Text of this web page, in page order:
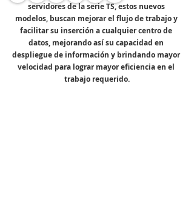
servidores de la serie TS, estos nuevos
modelos, buscan mejorar el flujo de trabajo y
facilitar su inserción a cualquier centro de
datos, mejorando así su capacidad en
despliegue de información y brindando mayor
velocidad para lograr mayor eficiencia en el
trabajo requerido.